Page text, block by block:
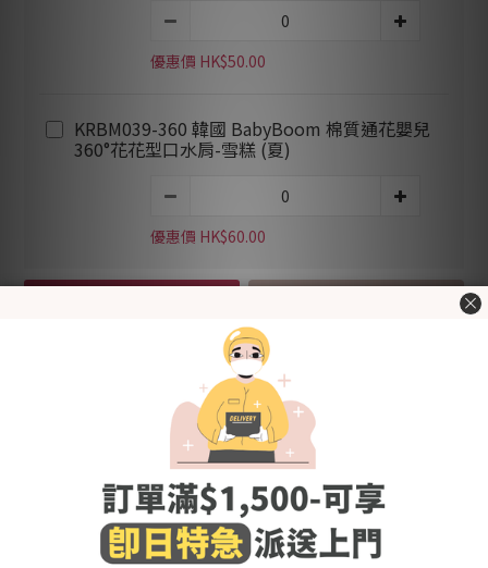
優惠價 HK$50.00
KRBM039-360 韓國 BabyBoom 棉質通花嬰兒
360°花花型口水肩-雪糕 (夏)
優惠價 HK$60.00
加入追蹤清單
送貨及付款方
式
Made in Korea